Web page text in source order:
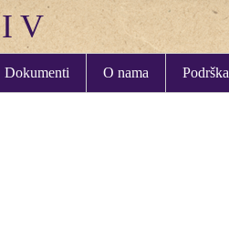
Dokumenti O nama Podrška